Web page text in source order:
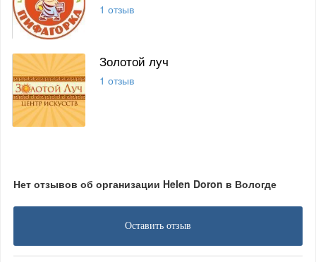
1 отзыв
Золотой луч
1 отзыв
Нет отзывов об организации Helen Doron в Вологде
Оставить отзыв